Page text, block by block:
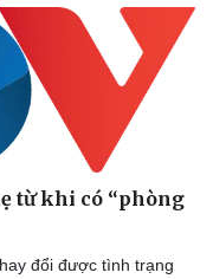
đẹp
yêu - Gia đình
từ khi có “phòng
đổi được tình trạng